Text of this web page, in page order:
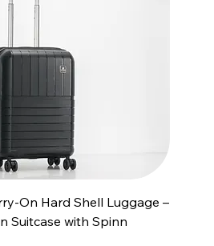
On Hard Shell Luggage –
Suitcase with Spinn